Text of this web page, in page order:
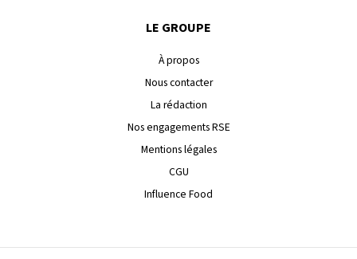
LE GROUPE
À propos
Nous contacter
La rédaction
Nos engagements RSE
Mentions légales
CGU
Influence Food